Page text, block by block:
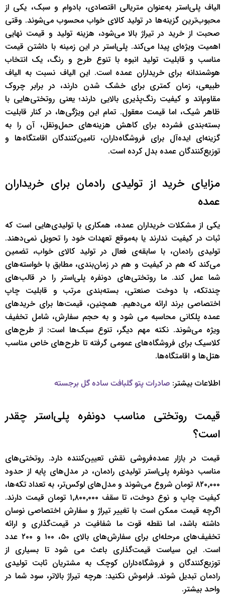
الیاف پلی‌استر به‌عنوان متریالی اقتصادی، بادوام و سبک، یکی از
محبوب‌ترین گزینه‌ها در تولید کالای خواب محسوب می‌شوند. وقتی
صحبت از خرید در تیراژ بالا می‌شود، هزینه تولید و قیمت نهایی
اهمیت ویژه‌ای پیدا می‌کند. پلی‌استر در این زمینه با داشتن قیمت
مناسب و قابلیت تولید انبوه با تنوع طرح و رنگ، یک انتخاب
هوشمندانه برای خریداران عمده است. این الیاف نسبت به الیاف
طبیعی، زمان کمتری برای خشک شدن دارند، در برابر چروک
مقاوم‌اند و کیفیت رنگ‌پذیری بالایی دارند؛ یعنی روتختی‌هایی با
ظاهر شیک، اما قیمت معقول. تمام این ویژگی‌ها، در کنار قابلیت
بسته‌بندی فشرده برای کاهش هزینه‌های حمل‌ونقل، آن را به
گزینه‌ای ایده‌آل برای فروشگاه‌داران، تامین‌کنندگان اقامتگاه‌ها و
توزیع‌کنندگان عمده بدل کرده است.
مزایای خرید از تولیدی رادمان برای خریداران
عمده
یکی از مشکلات خریداران عمده، همکاری با تولیدی‌هایی است که
ثبات در کیفیت ندارند یا به‌موقع تعهدات خود را تحویل نمی‌دهند.
تولیدی رادمان، با سابقه‌ی فعال در تولید کالای خواب، تضمین
می‌کند که هم در کیفیت و هم در زمان‌بندی، مطابق با خواسته‌های
شما عمل کند. ما روتختی‌های دونفره پلی‌استر را در قالب‌های
چندتکه، با دوخت صنعتی، بسته‌بندی مرتب و قابلیت چاپ
اختصاصی برند ارائه می‌دهیم. همچنین، قیمت‌ها برای خریدهای
عمده پلکانی محاسبه می شود و به حجم سفارش، شامل تخفیف
ویژه می‌شوند. نکته مهم دیگر، تنوع سبک‌ها است: از طرح‌های
کلاسیک برای فروشگاه‌های عمومی گرفته تا طرح‌های خاص مناسب
هتل‌ها و اقامتگاه‌ها.
اطلاعات بیشتر: صادرات پتو گلبافت ساده گل برجسته
قیمت روتختی مناسب دونفره پلی‌استر چقدر
است؟
قیمت در بازار عمده‌فروشی نقش تعیین‌کننده دارد. روتختی‌های
مناسب دونفره پلی‌استر تولیدی رادمان، در مدل‌های پایه از حدود
۸۲۰٬۰۰۰ تومان شروع می‌شوند و مدل‌های لوکس‌تر، به تعداد تکه‌ها،
کیفیت چاپ و نوع دوخت، تا سقف ۱٬۸۰۰٬۰۰۰ تومان قیمت دارند.
اگرچه قیمت ممکن است با تغییر تیراژ و سفارش اختصاصی نوسان
داشته باشد، اما نقطه قوت ما شفافیت در قیمت‌گذاری و ارائه
تخفیف‌های مرحله‌ای برای سفارش‌های بالای ۵۰، ۱۰۰ و ۲۰۰ عدد
است. این سیاست قیمت‌گذاری باعث می شود تا بسیاری از
توزیع‌کنندگان و فروشگاه‌داران کوچک به مشتریان ثابت تولیدی
رادمان تبدیل شوند. فراموش نکنید: هرچه تیراژ بالاتر، سود شما در
واحد بیشتر.